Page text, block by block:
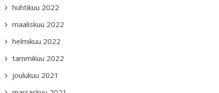
huhtikuu 2022
maaliskuu 2022
helmikuu 2022
tammikuu 2022
joulukuu 2021